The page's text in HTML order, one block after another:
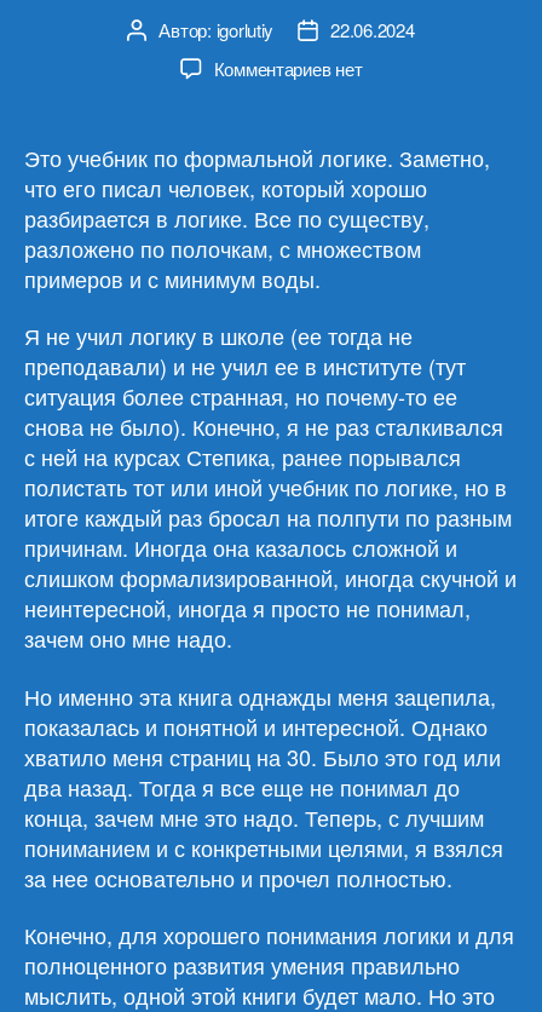
Автор
записи
Автор: igorlutiy
Дата22.06.2024
Комментариевк
Кузьмин
А.Ф.
—
«Логика»
нет
Это учебник по формальной логике. Заметно,
что его писал человек, который хорошо
разбирается в логике. Все по существу,
разложено по полочкам, с множеством
примеров и с минимум воды.
Я не учил логику в школе (ее тогда не
преподавали) и не учил ее в институте (тут
ситуация более странная, но почему-то ее
снова не было). Конечно, я не раз сталкивался
с ней на курсах Степика, ранее порывался
полистать тот или иной учебник по логике, но в
итоге каждый раз бросал на полпути по разным
причинам. Иногда она казалось сложной и
слишком формализированной, иногда скучной и
неинтересной, иногда я просто не понимал,
зачем оно мне надо.
Но именно эта книга однажды меня зацепила,
показалась и понятной и интересной. Однако
хватило меня страниц на 30. Было это год или
два назад. Тогда я все еще не понимал до
конца, зачем мне это надо. Теперь, с лучшим
пониманием и с конкретными целями, я взялся
за нее основательно и прочел полностью.
Конечно, для хорошего понимания логики и для
полноценного развития умения правильно
мыслить, одной этой книги будет мало. Но это